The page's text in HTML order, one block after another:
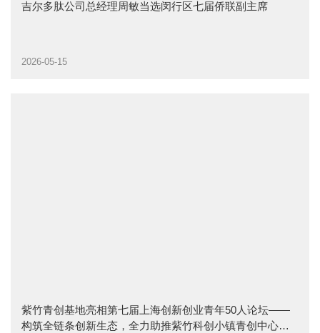
吉尔多肽公司总经理周敏当选闵行区七届侨联副主席
2026-05-15
紫竹青创基地亮相第七届上海创新创业青年50人论坛——
构筑全链条创新生态，全力助推紫竹科创小镇青创中心建